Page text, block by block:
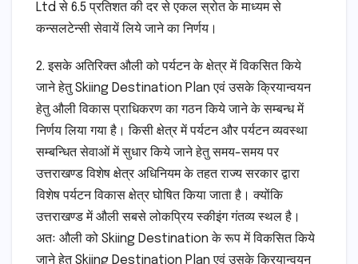
Ltd से 6.5 प्रतिशत की दर से एकल स्रोत के माध्यम से
कन्सलटेन्सी सेवायें लिये जाने का निर्णय।
2. इसके अतिरिक्त औली को पर्यटन के क्षेत्र में विकसित किये
जाने हेतु Skiing Destination Plan एवं उसके क्रियान्वयन
हेतु औली विकास प्राधिकरण का गठन किये जाने के सम्बन्ध में
निर्णय लिया गया है। किसी क्षेत्र में पर्यटन और पर्यटन व्यवस्था
सम्बन्धित सेवाओं में सुधार किये जाने हेतु समय-समय पर
उत्तराखण्ड विशेष क्षेत्र अधिनियम के तहत राज्य सरकार द्वारा
विशेष पर्यटन विकास क्षेत्र घोषित किया जाता है। क्योंकि
उत्तराखण्ड में औली सबसे लोकप्रिय स्कीइंग गंतव्य स्थल है।
अतः औली को Skiing Destination के रूप में विकसित किये
जाने हेतु Skiing Destination Plan एवं उसके क्रियान्वयन